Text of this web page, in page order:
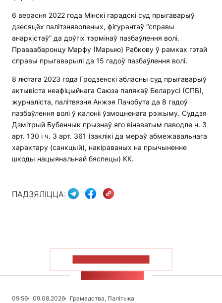
6 верасня 2022 года Мінскі гарадскі суд прыгаварыў
дзесяцёх палітзняволеных, фігурантаў “справы
анархістаў” да доўгіх тэрмінаў пазбаўлення волі.
Праваабаронцу Марфу (Марыю) Рабкову ў рамках гэтай
справы прыгаварылі да 15 гадоў пазбаўлення волі.
8 лютага 2023 года Гродзенскі абласны суд прыгаварыў
актывіста неафіцыйнага Саюза палякаў Беларусі (СПБ),
журналіста, палітвязня Анжэя Пачобута да 8 гадоў
пазбаўлення волі ў калоніі ўзмоцненага рэжыму. Суддзя
Дзмітрый Бубенчык прызнаў яго вінаватым паводле ч. 3
арт. 130 і ч. 3 арт. 361 (заклікі да мераў абмежавальнага
характару (санкцый), накіраваных на прычыненне
шкоды нацыянальнай бяспецы) КК.
ПАДЗЯЛІЦЦА:
09:56 09.08.2026
Грамадства, Палітыка